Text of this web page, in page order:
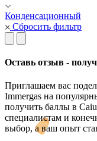
Конденсационный
Сбросить фильтр
Оставь отзыв -
Приглашаем вас
Immergas на
получить баллы в
специалистам и
выбор, а ваш опыт